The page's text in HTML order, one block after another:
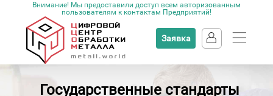
Внимание! Мы предоставили доступ всем авторизованным
пользователям к контактам Предприятий!
Заявка
Государственные стандарты